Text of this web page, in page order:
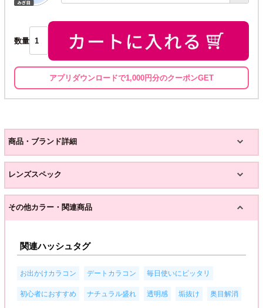
数量
アプリダウンロードで1,000円分のクーポンGET
商品・ブランド詳細
レンズスペック
その他カラー・関連商品
関連ハッシュタグ
お出かけカラコン デートカラコン 毎日使いにピッタリ
初心者におすすめ ナチュラル盛れ 透明感 垢抜け 奥目解消